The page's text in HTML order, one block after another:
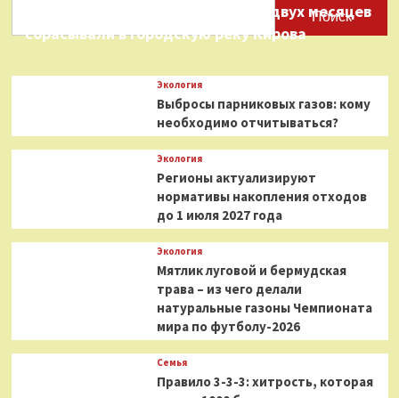
Поиск
Нефтепродукты на протяжении двух месяцев
сбрасывали в городскую реку Кирова
Экология
Выбросы парниковых газов: кому
необходимо отчитываться?
Экология
Регионы актуализируют
нормативы накопления отходов
до 1 июля 2027 года
Экология
Мятлик луговой и бермудская
трава – из чего делали
натуральные газоны Чемпионата
мира по футболу-2026
Семья
Правило 3-3-3: хитрость, которая